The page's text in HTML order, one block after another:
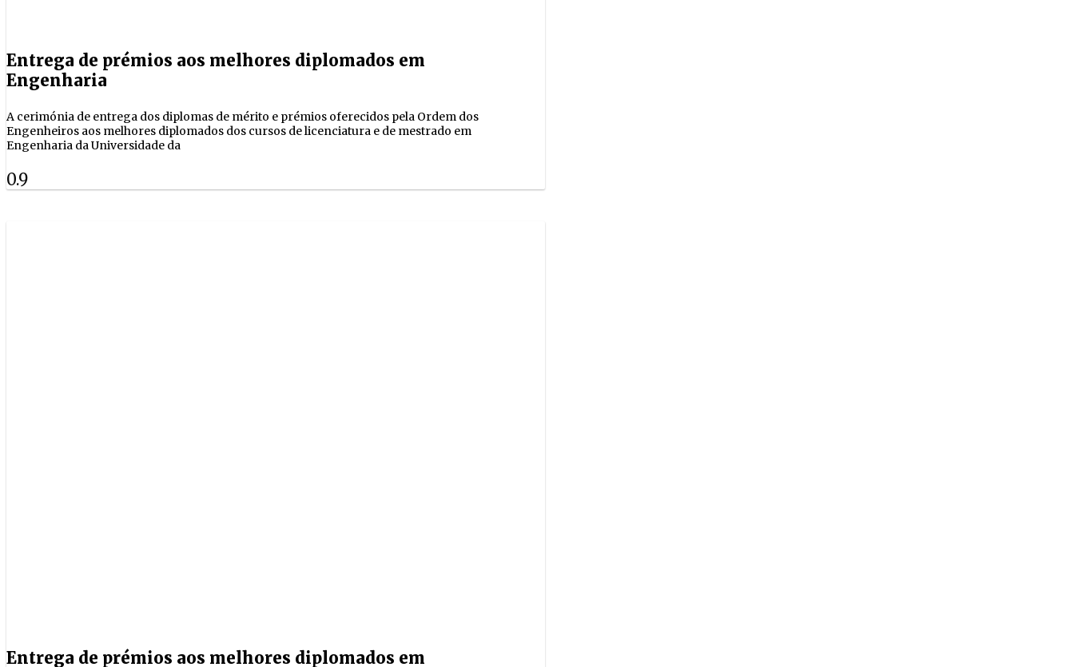
Entrega de prémios aos melhores diplomados em
Engenharia
A cerimónia de entrega dos diplomas de mérito e prémios oferecidos pela Ordem dos
Engenheiros aos melhores diplomados dos cursos de licenciatura e de mestrado em
Engenharia da Universidade da
Entrega de prémios aos melhores diplomados em